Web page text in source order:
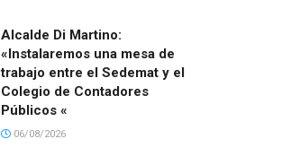
Alcalde Di Martino:
«Instalaremos una mesa de
trabajo entre el Sedemat y el
Colegio de Contadores
Públicos «
06/08/2026